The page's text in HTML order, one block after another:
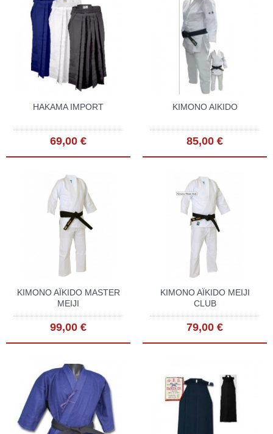
HAKAMA IMPORT
69,00 €
KIMONO AIKIDO
85,00 €
KIMONO AÏKIDO MASTER
MEIJI
99,00 €
KIMONO AÏKIDO MEIJI
CLUB
79,00 €